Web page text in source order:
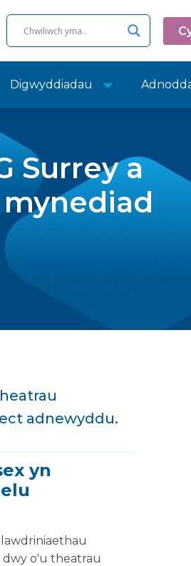
Digwyddiadau
Surrey a
adnewyddu.
yn
dwy o'u theatrau